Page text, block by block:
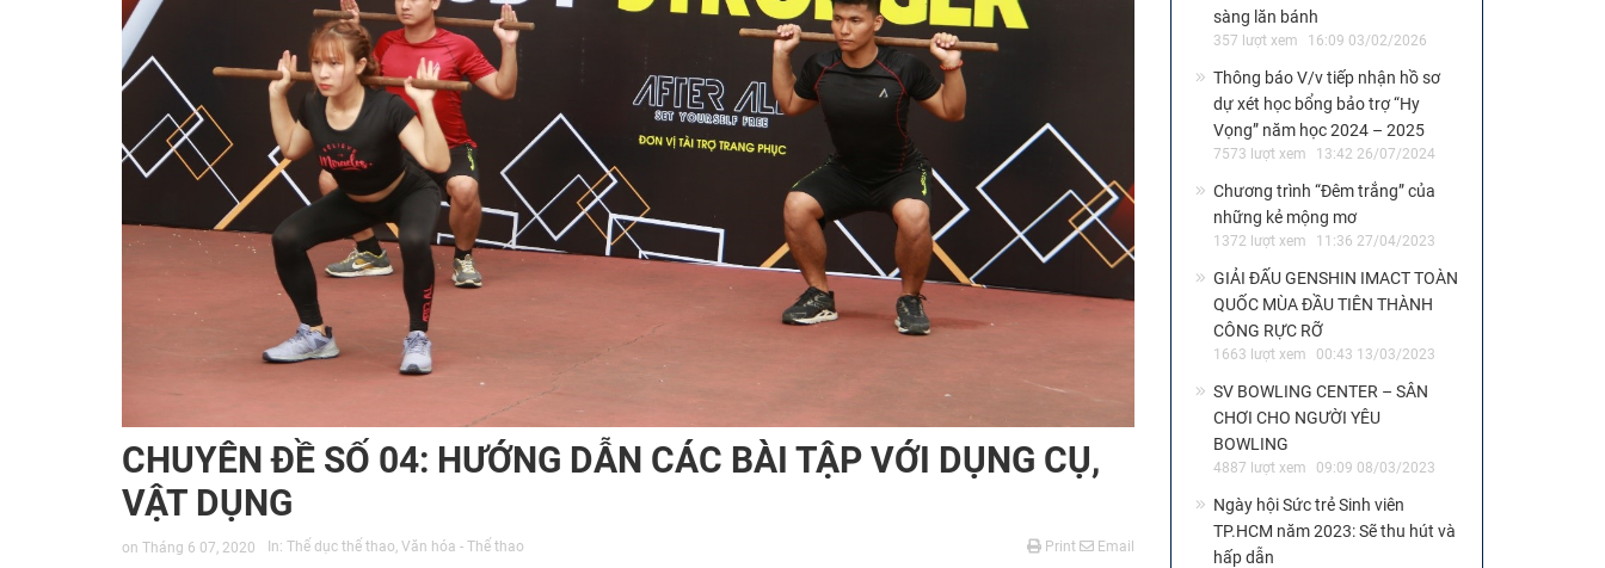
CHUYÊN ĐỀ SỐ 04: HƯỚNG DẪN CÁC BÀI TẬP VỚI DỤNG CỤ,
VẬT DỤNG
on Tháng 6 07, 2020 In: Thể dục thể thao Văn hóa - Thể thao Print Email
sàng lăn bánh
357 lượt xem 16:09 03/02/2026
Thông báo V/v tiếp nhận hồ sơ
dự xét học bổng bảo trợ “Hy
Vọng” năm học 2024 – 2025
7573 lượt xem 13:42 26/07/2024
Chương trình “Đêm trắng” của
những kẻ mộng mơ
1372 lượt xem 11:36 27/04/2023
GIẢI ĐẤU GENSHIN IMACT TOÀN
QUỐC MÙA ĐẦU TIÊN THÀNH
CÔNG RỰC RỠ
1663 lượt xem 00:43 13/03/2023
SV BOWLING CENTER – SÂN
CHƠI CHO NGƯỜI YÊU
BOWLING
4887 lượt xem 09:09 08/03/2023
Ngày hội Sức trẻ Sinh viên
TP.HCM năm 2023: Sẽ thu hút và
hấp dẫn